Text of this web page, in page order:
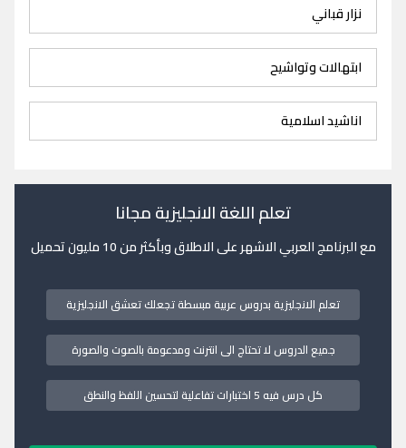
نزار قباني
ابتهالات وتواشيح
اناشيد اسلامية
تعلم اللغة الانجليزية مجانا
مع البرنامج العربي الاشهر على الاطلاق وبأكثر من 10 مليون تحميل
تعلم الانجليزية بدروس عربية مبسطة تجعلك تعشق الانجليزية
جميع الدروس لا تحتاج الى انترنت ومدعومة بالصوت والصورة
كل درس فيه 5 اختبارات تفاعلية لتحسين اللفظ والنطق